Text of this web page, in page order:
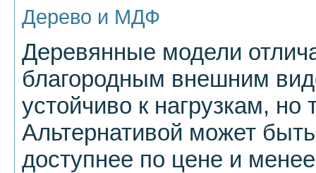
Дерево и МДФ
Деревянные модели
благородным внешним
устойчиво к нагрузкам, но
Альтернативой может
доступнее по цене и